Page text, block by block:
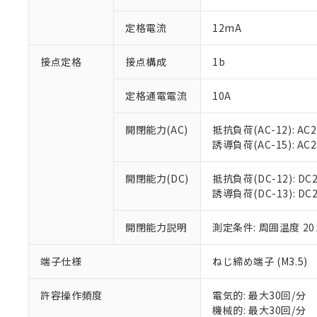
定格電流 12mA
接点定格 接点構成 1b
定格通電電流 10A
開閉能力(AC)
抵抗負荷(AC-12):
誘導負荷(AC-15):
開閉能力(DC)
抵抗負荷(DC-12):
誘導負荷(DC-13):
開閉能力説明 測定条件: 周囲温度
端子仕様 ねじ締め端子 (M3.5)
許容操作頻度
電気的: 最大30回/分
機械的: 最大30回/分
以下の条件をお読
くものです。
在庫状況お
正式な納期
当社販売員
オムロン制
す。
マイパーツ
ている必要
お客様が当
が、当社の
さい。
※当社の共
*EU RoHS指令（10物質
鉛(Pb) 1000ppm以下、
ル（DBP） 1000ppm
フタル酸エステル類の
※2 対応予定月
※3 非含有証明
下記の非含有証明
EU RoHS指令（
51物質の非含有証
「○」：最大均質
「×」：最大均質
「－」：未確認で
Cr(Ⅵ)(六価クロム) :
DEHP(フタル酸ビス(2-
※2 環境保護使
「ｅ」：有害物質
「10」：通常の使
「－」：未確認で
う）を輸出
当社は規制
当社は貴社
置等に一切
当社は、貴
また当社は
△ 一定数
－
在庫な
機器販
空
白
受注生